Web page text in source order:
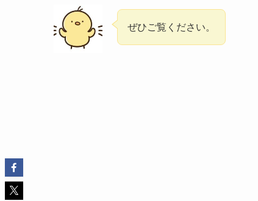
ぜひご覧ください。